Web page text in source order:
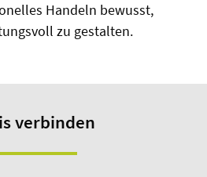
Handeln bewusst,
zu gestalten.
verbinden